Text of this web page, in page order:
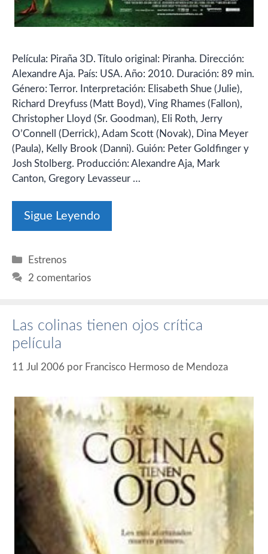
Película: Piraña 3D. Título original: Piranha. Dirección:
Alexandre Aja. País: USA. Año: 2010. Duración: 89 min.
Género: Terror. Interpretación: Elisabeth Shue (Julie),
Richard Dreyfuss (Matt Boyd), Ving Rhames (Fallon),
Christopher Lloyd (Sr. Goodman), Eli Roth, Jerry
O’Connell (Derrick), Adam Scott (Novak), Dina Meyer
(Paula), Kelly Brook (Danni). Guión: Peter Goldfinger y
Josh Stolberg. Producción: Alexandre Aja, Mark
Canton, Gregory Levasseur …
Sigue Leyendo
Categorías
Estrenos
2 comentarios
Las colinas tienen ojos crítica
película
11 Jul 2006 por Francisco Hermoso de Mendoza